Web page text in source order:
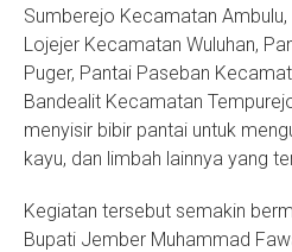
Sumberejo Kecamatan
Lojejer Kecamatan Wuluhan,
Puger, Pantai Paseban
Bandealit Kecamatan
menyisir bibir pantai untuk
kayu, dan limbah lainnya yang
Kegiatan tersebut semakin
Bupati Jember Muhammad